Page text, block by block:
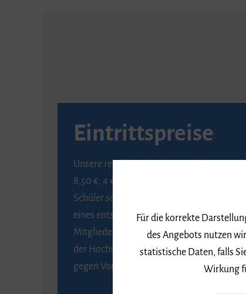
Eintrittspreise
Unsere regulären Eintrittspreise betragen
8,50 €, 4 € ermäßigt für Schülerinnen und
Schüler sowie Studierende gegen Vorlage
eines entsprechenden Nachweises, 6 € für
Mitglieder der Gesellschaft zur Förderung
der Hochschule für Musik Freiburg e. V.
gegen Vorlage des Mitgliedsausweises.
Für die korrekte
des Angebots nutzen
statistische Daten, falls
Wirkung